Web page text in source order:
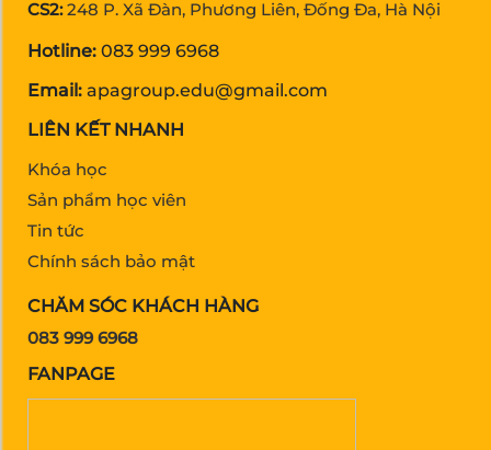
CS2: 248 P. Xã Đàn, Phương Liên, Đống Đa, Hà Nội
Hotline: 083 999 6968
Email: apagroup.edu@gmail.com
LIÊN KẾT NHANH
Khóa học
Sản phẩm học viên
Tin tức
Chính sách bảo mật
CHĂM SÓC KHÁCH HÀNG
083 999 6968
FANPAGE